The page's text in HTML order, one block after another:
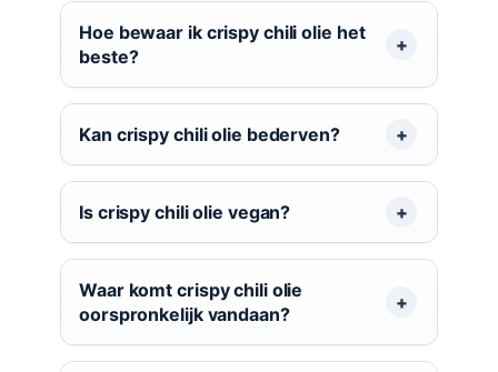
Hoe bewaar ik crispy chili olie het
beste?
Kan crispy chili olie bederven?
Is crispy chili olie vegan?
Waar komt crispy chili olie
oorspronkelijk vandaan?